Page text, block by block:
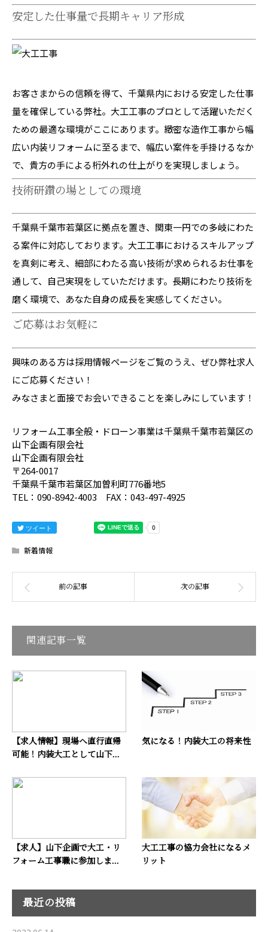
安定した仕事量で長期キャリア形成
お客さまからの信頼を得て、千葉県内における安定した仕事
量を確保している弊社。大工工事のプロとして活躍いただく
ための最適な環境がここにあります。緻密な造作工事から幅
広い内装リフォームに至るまで、幅広い案件を手掛けるなか
で、貴方の手による桁外れの仕上がりを実現しましょう。
技術研鑽の場としての環境
千葉県千葉市若葉区に拠点を置き、関東一円での多岐にわた
る案件に対応しております。大工工事におけるスキルアップ
を真剣に考え、細部にわたる高い技術が求められるお仕事を
通して、自己実現をしていただけます。長期にわたり技術を
磨く環境で、あなた自身の成長を実感してください。
ご応募はお気軽に
興味のある方は採用情報ページをご覧のうえ、ぜひ弊社求人
にご応募ください！
みなさまと面接でお会いできることを楽しみにしています！
リフォーム工事全般・ドローン事業は千葉県千葉市若葉区の
山下企画有限会社
山下企画有限会社
〒264-0017
千葉県千葉市若葉区加曽利町776番地5
TEL：090-8942-4003 FAX：043-497-4925
ツイート
新着情報
関連記事一覧
【求人情報】現場へ直行直帰
可能！内装大工として山下...
気になる！内装大工の将来性
【求人】山下企画で大工・リ
フォーム工事職に参加しま...
大工工事の協力会社になるメ
リット
最近の投稿